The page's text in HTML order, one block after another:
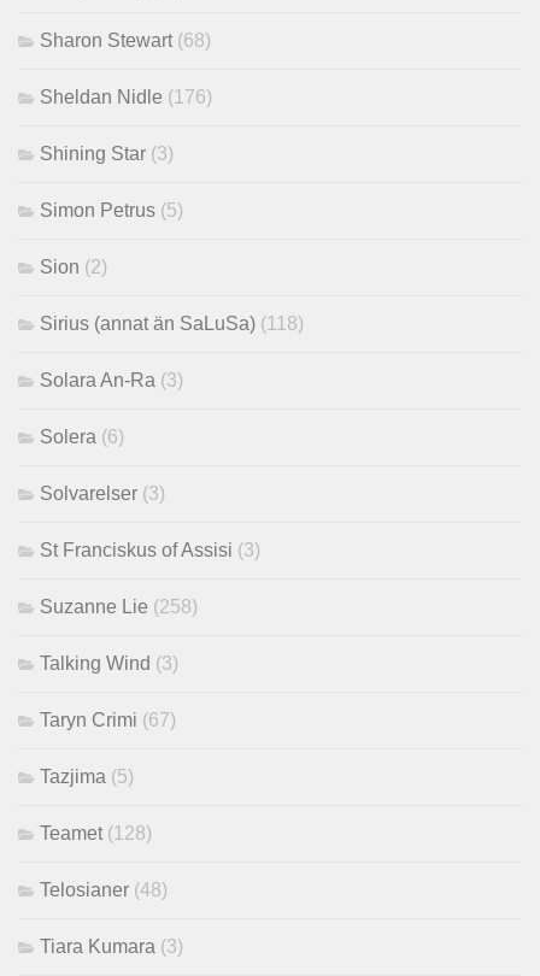
Sharon Stewart (68)
Sheldan Nidle (176)
Shining Star (3)
Simon Petrus (5)
Sion (2)
Sirius (annat än SaLuSa) (118)
Solara An-Ra (3)
Solera (6)
Solvarelser (3)
St Franciskus of Assisi (3)
Suzanne Lie (258)
Talking Wind (3)
Taryn Crimi (67)
Tazjima (5)
Teamet (128)
Telosianer (48)
Tiara Kumara (3)